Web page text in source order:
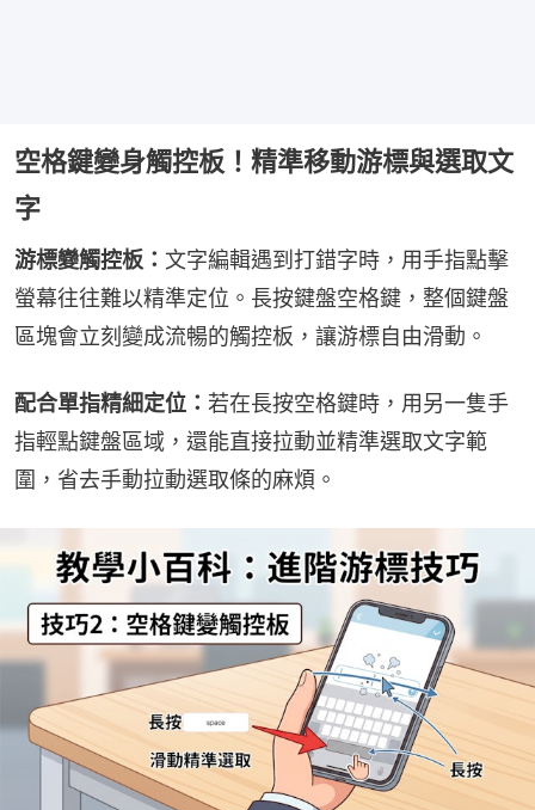
空格鍵變身觸控板！精準移動游標與選取文
字
游標變觸控板： 文字編輯遇到打錯字時，用手指點擊
螢幕往往難以精準定位。長按鍵盤空格鍵，整個鍵盤
區塊會立刻變成流暢的觸控板，讓游標自由滑動。
配合單指精細定位： 若在長按空格鍵時，用另一隻手
指輕點鍵盤區域，還能直接拉動並精準選取文字範
圍，省去手動拉動選取條的麻煩。